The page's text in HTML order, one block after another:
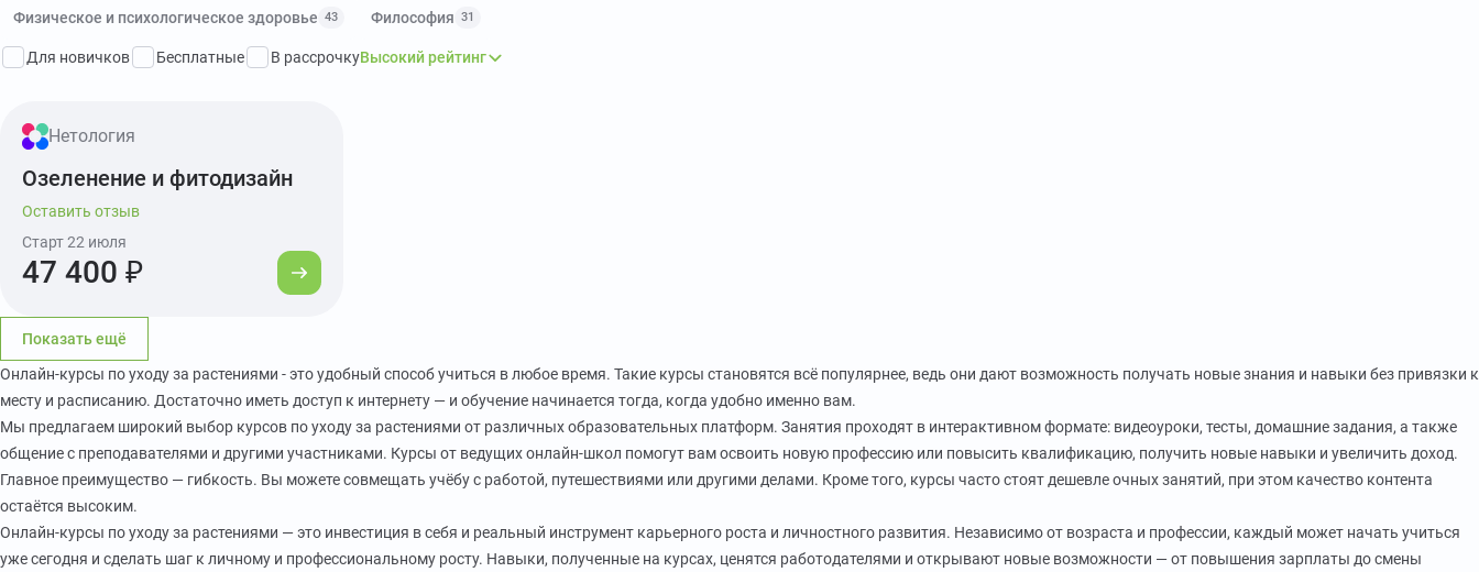
Физическое и психологическое здоровье 43 Философия 31
Для новичков Бесплатные В рассрочкуВысокий рейтинг
Нетология
Озеленение и фитодизайн
Оставить отзыв
Старт 22 июля
47 400 ₽
Показать ещё
Онлайн-курсы по уходу за растениями - это удобный способ учиться в любое время. Такие курсы становятся всё популярнее, ведь они дают возможность получать новые знания и навыки без привязки к
месту и расписанию. Достаточно иметь доступ к интернету — и обучение начинается тогда, когда удобно именно вам.
Мы предлагаем широкий выбор курсов по уходу за растениями от различных образовательных платформ. Занятия проходят в интерактивном формате: видеоуроки, тесты, домашние задания, а также
общение с преподавателями и другими участниками. Курсы от ведущих онлайн-школ помогут вам освоить новую профессию или повысить квалификацию, получить новые навыки и увеличить доход.
Главное преимущество — гибкость. Вы можете совмещать учёбу с работой, путешествиями или другими делами. Кроме того, курсы часто стоят дешевле очных занятий, при этом качество контента
остаётся высоким.
Онлайн-курсы по уходу за растениями — это инвестиция в себя и реальный инструмент карьерного роста и личностного развития. Независимо от возраста и профессии, каждый может начать учиться
уже сегодня и сделать шаг к личному и профессиональному росту. Навыки, полученные на курсах, ценятся работодателями и открывают новые возможности — от повышения зарплаты до смены